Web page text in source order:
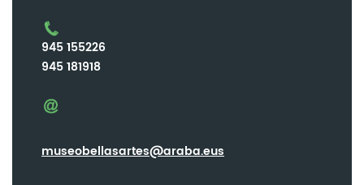
945 155226
945 181918
museobellasartes@araba.eus